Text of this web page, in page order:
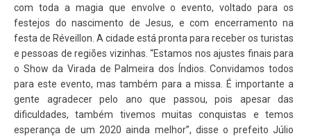
com toda a magia que envolve o evento, voltado para os
festejos do nascimento de Jesus, e com encerramento na
festa de Réveillon. A cidade está pronta para receber os turistas
e pessoas de regiões vizinhas. “Estamos nos ajustes finais para
o Show da Virada de Palmeira dos Índios. Convidamos todos
para este evento, mas também para a missa. É importante a
gente agradecer pelo ano que passou, pois apesar das
dificuldades, também tivemos muitas conquistas e temos
esperança de um 2020 ainda melhor”, disse o prefeito Júlio